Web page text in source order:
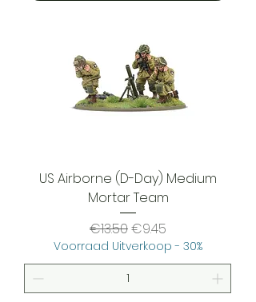
US Airborne (D-Day) Medium
Mortar Team
Regular Price
€13.50Sale Price
€9.45
Voorraad Uitverkoop - 30%